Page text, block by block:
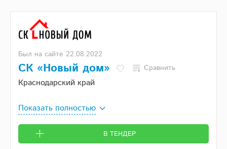
Был на сайте 22.08.2022
СК «Новый дом» Сравнить
Краснодарский край
Показать полностью
В ТЕНДЕР